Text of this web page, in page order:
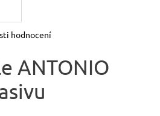
hodnocení
ANTONIO